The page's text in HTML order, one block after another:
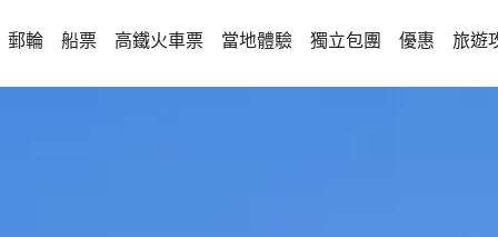
郵輪 船票 高鐵火車票 當地體驗 獨立包團 優惠 旅遊